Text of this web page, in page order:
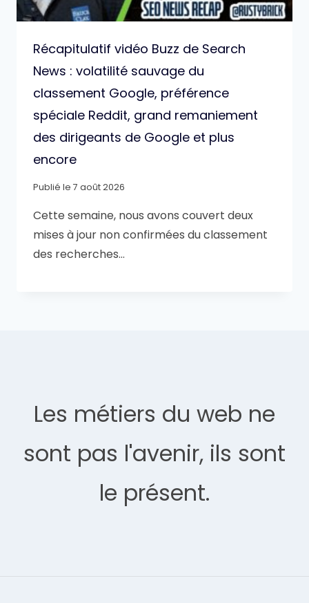
Récapitulatif vidéo Buzz de Search
News : volatilité sauvage du
classement Google, préférence
spéciale Reddit, grand remaniement
des dirigeants de Google et plus
encore
Publié le 7 août 2026
Cette semaine, nous avons couvert deux
mises à jour non confirmées du classement
des recherches…
Les métiers du web ne
sont pas l'avenir, ils sont
le présent.